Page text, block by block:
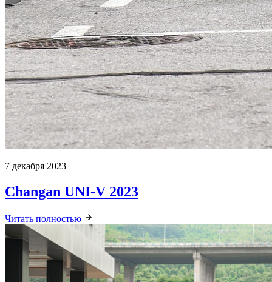
7 декабря 2023
Changan UNI-V 2023
Читать полностью